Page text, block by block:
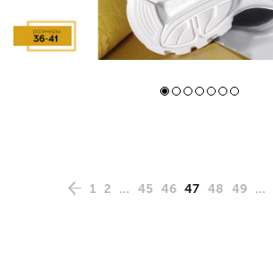
1 2 ... 45 46 47 48 49 ...